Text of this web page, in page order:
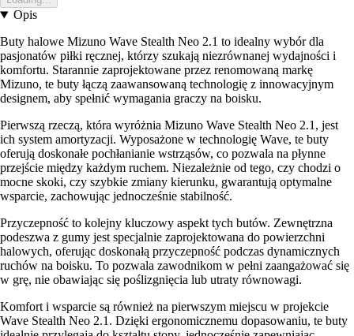
Opis
Buty halowe Mizuno Wave Stealth Neo 2.1 to idealny wybór dla
pasjonatów piłki ręcznej, którzy szukają niezrównanej wydajności i
komfortu. Starannie zaprojektowane przez renomowaną markę
Mizuno, te buty łączą zaawansowaną technologię z innowacyjnym
designem, aby spełnić wymagania graczy na boisku.
Pierwszą rzeczą, która wyróżnia Mizuno Wave Stealth Neo 2.1, jest
ich system amortyzacji. Wyposażone w technologię Wave, te buty
oferują doskonałe pochłanianie wstrząsów, co pozwala na płynne
przejście między każdym ruchem. Niezależnie od tego, czy chodzi o
mocne skoki, czy szybkie zmiany kierunku, gwarantują optymalne
wsparcie, zachowując jednocześnie stabilność.
Przyczepność to kolejny kluczowy aspekt tych butów. Zewnętrzna
podeszwa z gumy jest specjalnie zaprojektowana do powierzchni
halowych, oferując doskonałą przyczepność podczas dynamicznych
ruchów na boisku. To pozwala zawodnikom w pełni zaangażować się
w grę, nie obawiając się poślizgnięcia lub utraty równowagi.
Komfort i wsparcie są również na pierwszym miejscu w projekcie
Wave Stealth Neo 2.1. Dzięki ergonomicznemu dopasowaniu, te buty